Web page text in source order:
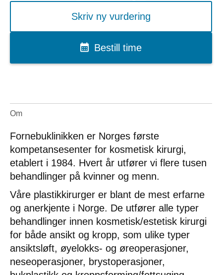
Skriv ny vurdering
Bestill time
Om
Fornebuklinikken er Norges første
kompetansesenter for kosmetisk kirurgi,
etablert i 1984. Hvert år utfører vi flere tusen
behandlinger på kvinner og menn.
Våre plastikkirurger er blant de mest erfarne
og anerkjente i Norge. De utfører alle typer
behandlinger innen kosmetisk/estetisk kirurgi
for både ansikt og kropp, som ulike typer
ansiktsløft, øyelokks- og øreoperasjoner,
neseoperasjoner, brystoperasjoner,